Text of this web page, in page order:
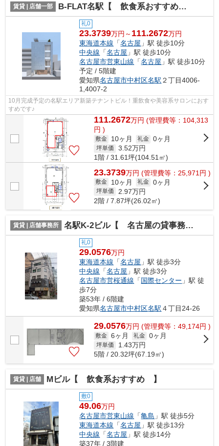
賃貸 | 店舗一部 B-FLAT名駅【 飲食系おすすめ 】
礼0
23.3739万円～ 111.2672万円
東海道本線 「名古屋 」駅 徒歩10分
中央線 「名古屋 」駅 徒歩10分
名古屋市営東山線 「名古屋 」駅 徒歩10分
予定 / 5階建
愛知県名古屋市中村区名駅 ２丁目4006-
1,4007-2
10月完成予定の名駅エリア新築テナントビル！重飲食や美容系サロンにおす
すめです♪
111.2672万円 (管理費等：104,313
円 )
敷金 10ヶ月 礼金 0ヶ月
坪単価 3.52万円
1階 / 31.61坪(104.51㎡)
23.3739万円 (管理費等：25,971円 )
敷金 10ヶ月 礼金 0ヶ月
坪単価 2.97万円
2階 / 7.87坪(26.02㎡)
賃貸 | 店舗事務所 名駅K-2ビル【 名古屋の貸事務所・貸オフィス 】
礼0
29.0576万円
東海道本線 「名古屋 」駅 徒歩3分
中央線 「名古屋 」駅 徒歩3分
名古屋市営桜通線 「国際センター 」駅 徒
歩7分
築53年 / 6階建
愛知県名古屋市中村区名駅 ４丁目24-26
29.0576万円 (管理費等：49,174円 )
敷金 6ヶ月 礼金 0ヶ月
坪単価 1.43万円
5階 / 20.32坪(67.19㎡)
賃貸 | 店舗 Mビル【 飲食系おすすめ 】
敷0
49.06万円
名古屋市営東山線 「亀島 」駅 徒歩5分
東海道本線 「名古屋 」駅 徒歩13分
中央線 「名古屋 」駅 徒歩14分
築37年 / 3階建